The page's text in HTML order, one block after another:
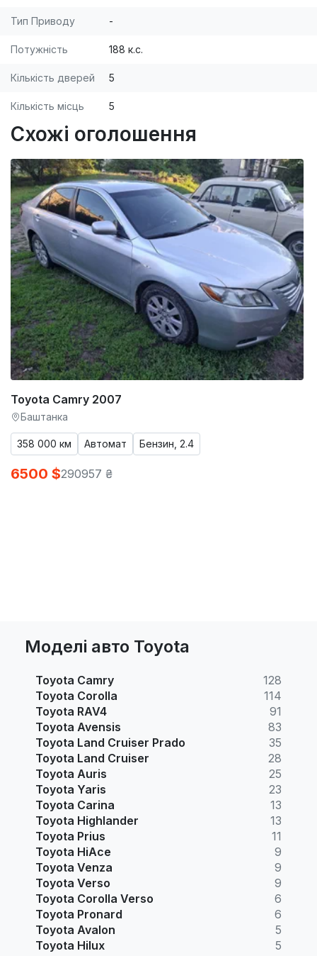
Тип Приводу -
Потужність 188 к.с.
Кількість дверей 5
Кількість місць 5
Схожі оголошення
Toyota Camry 2007
Баштанка
358 000 км Автомат Бензин, 2.4
6500 $290957 ₴
Моделі авто Toyota
Toyota Camry
128
Toyota Corolla
114
Toyota RAV4
91
Toyota Avensis
83
Toyota Land Cruiser Prado
35
Toyota Land Cruiser
28
Toyota Auris
25
Toyota Yaris
23
Toyota Carina
13
Toyota Highlander
13
Toyota Prius
11
Toyota HiAce
9
Toyota Venza
9
Toyota Verso
9
Toyota Corolla Verso
6
Toyota Pronard
6
Toyota Avalon
5
Toyota Hilux
5